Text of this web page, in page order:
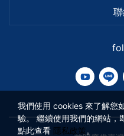
我們使用 cookies 來了解您
驗。 繼續使用我們的網站，
點此查看 隱私政策。